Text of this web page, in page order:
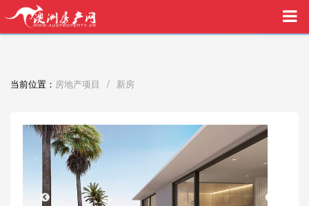
买家中介VIP服务，助您安心购房
当前位置： 房地产项目 / 新房